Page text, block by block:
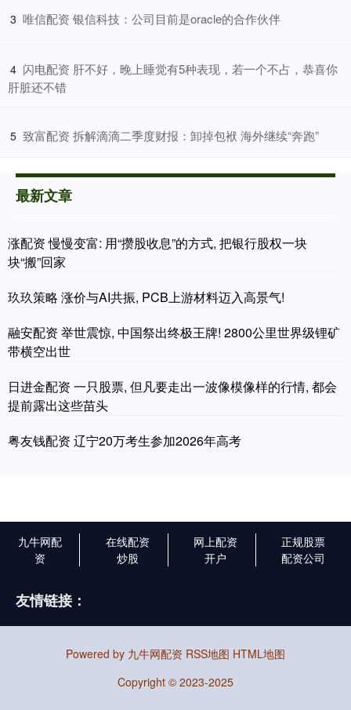
3 ​唯信配资 银信科技：公司目前是oracle的合作伙伴
4 ​闪电配资 肝不好，晚上睡觉有5种表现，若一个不占，恭喜你
肝脏还不错
5 ​致富配资 拆解滴滴二季度财报：卸掉包袱 海外继续“奔跑”
最新文章
涨配资 慢慢变富: 用“攒股收息”的方式, 把银行股权一块
块“搬”回家
玖玖策略 涨价与AI共振, PCB上游材料迈入高景气!
融安配资 举世震惊, 中国祭出终极王牌! 2800公里世界级锂矿
带横空出世
日进金配资 一只股票, 但凡要走出一波像模像样的行情, 都会
提前露出这些苗头
粤友钱配资 辽宁20万考生参加2026年高考
九牛网配
资
在线配资
炒股
网上配资
开户
正规股票
配资公司
友情链接：
Powered by 九牛网配资 RSS地图 HTML地图
Copyright © 2023-2025